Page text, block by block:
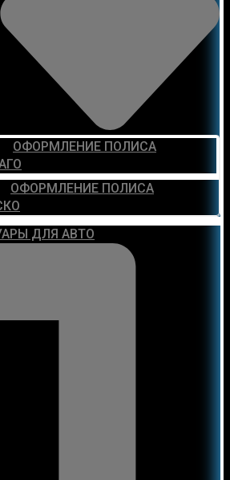
ОФОРМЛЕНИЕ ПОЛИСА
ОФОРМЛЕНИЕ ПОЛИСА
ДЛЯ АВТО